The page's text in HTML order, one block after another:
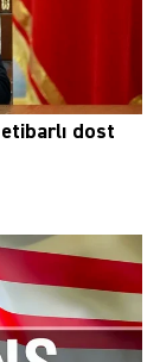
etibarlı dost